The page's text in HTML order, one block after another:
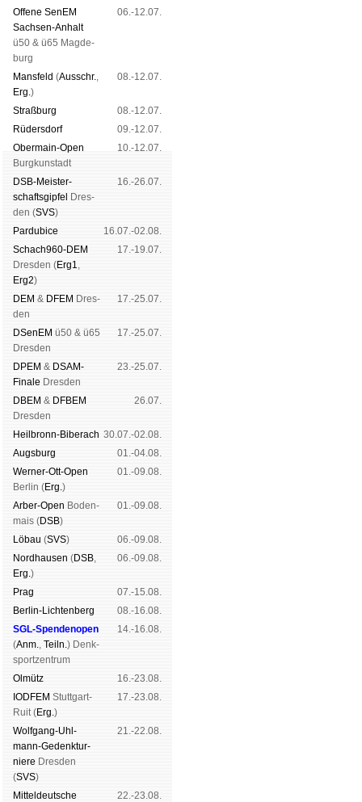
Offene SenEM
Sach­sen-An­halt
ü50 & ü65 Mag­de­
burg
06.-12.07.
Mans­feld (Aus­schr.,
Erg.)
08.-12.07.
Straß­burg
08.-12.07.
Rüders­dorf
09.-12.07.
Ober­main-Open
Burg­kun­stadt
10.-12.07.
DSB-Meister­
schafts­gipfel
Dres­
den (SVS)
16.-26.07.
Pardu­bice
16.07.-02.08.
Schach960-DEM
Dres­den (Erg1,
Erg2)
17.-19.07.
DEM & DFEM Dres­
den
17.-25.07.
DSenEM ü50 & ü65
Dres­den
17.-25.07.
DPEM & DSAM-
Finale Dres­den
23.-25.07.
DBEM & DFBEM
Dres­den
26.07.
Heil­bronn-Bi­ber­ach 30.07.-02.08.
Augs­burg
01.-04.08.
Werner-Ott-Open
Ber­lin (Erg.)
01.-09.08.
Arber-Open Boden­
mais (DSB)
01.-09.08.
Lö­bau (SVS)
06.-09.08.
Nord­hau­sen (DSB,
Erg.)
06.-09.08.
Prag
07.-15.08.
Berlin-Lich­ten­berg
08.-16.08.
SGL-Spenden­open
(Anm., Teiln.) Denk­
sport­zen­trum
14.-16.08.
Ol­mütz
16.-23.08.
IODFEM Stutt­gart-
Ruit (Erg.)
17.-23.08.
Wolf­gang-Uhl­
mann-Ge­denk­tur­
niere Dres­den
(SVS)
21.-22.08.
Mit­tel­deu­tsche 22.-23.08.